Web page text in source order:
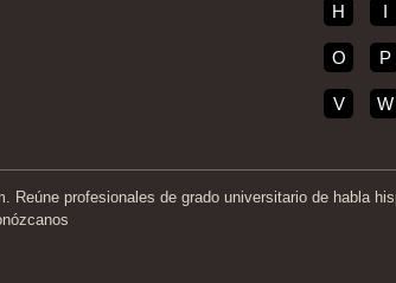
H
O P
V W
Reúne profesionales de grado universitario de habla